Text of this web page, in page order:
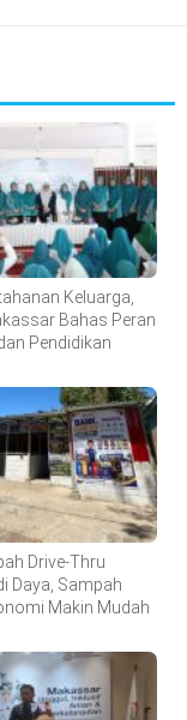
Keluarga,
Bahas Peran
Pendidikan
Drive-Thru
Daya, Sampah
Makin Mudah